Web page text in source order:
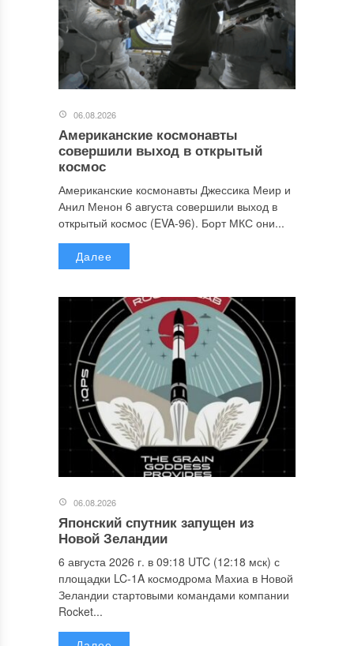
06.08.2026
Американские космонавты
совершили выход в открытый
космос
Американские космонавты Джессика Меир и
Анил Менон 6 августа совершили выход в
открытый космос (EVA-96). Борт МКС они...
Далее
06.08.2026
Японский спутник запущен из
Новой Зеландии
6 августа 2026 г. в 09:18 UTC (12:18 мск) с
площадки LC-1A космодрома Махиа в Новой
Зеландии стартовыми командами компании
Rocket...